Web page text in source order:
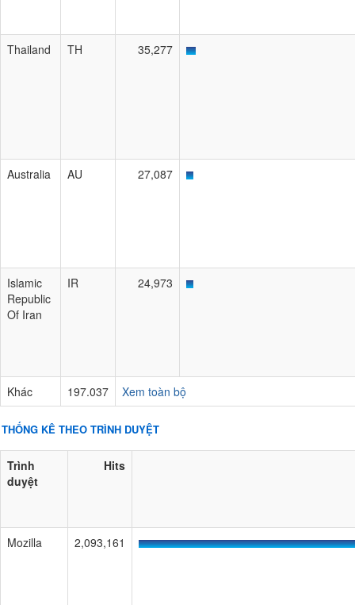
Thailand TH 35,277
Australia AU 27,087
Islamic
Republic
Of Iran
IR 24,973
Khác 197.037 Xem toàn bộ
THỐNG KÊ THEO TRÌNH DUYỆT
Trình
duyệt
Hits
Mozilla 2,093,161